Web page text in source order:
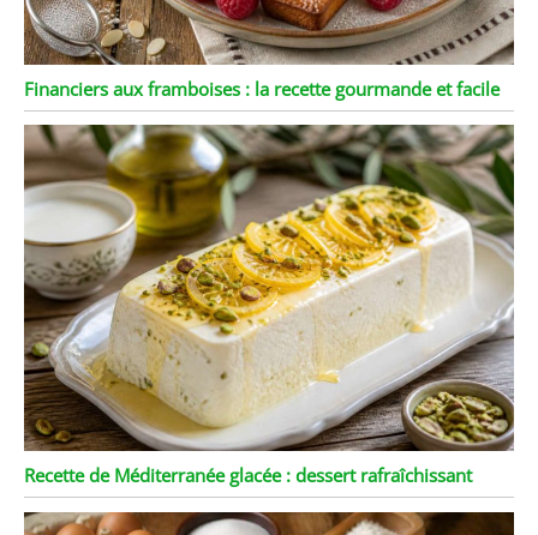
Financiers aux framboises : la recette gourmande et facile
Recette de Méditerranée glacée : dessert rafraîchissant